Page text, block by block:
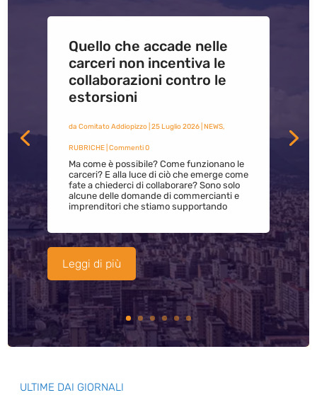
Quello che accade nelle
carceri non incentiva le
collaborazioni contro le
estorsioni
da Comitato Addiopizzo| 25 Luglio 2026| NEWS,
RUBRICHE| Commenti 0
Ma come è possibile? Come funzionano le
carceri? E alla luce di ciò che emerge come
fate a chiederci di collaborare? Sono solo
alcune delle domande di commercianti e
imprenditori che stiamo supportando
Leggi di più
ULTIME DAI GIORNALI